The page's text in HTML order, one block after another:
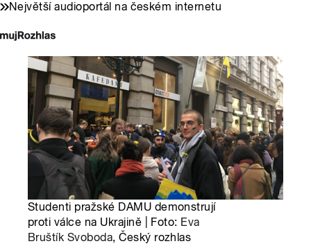
Největší audioportál na českém internetu
Studenti pražské DAMU demonstrují
proti válce na Ukrajině | Foto: Eva
Bruštík Svoboda, Český rozhlas